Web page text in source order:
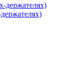
держателях)